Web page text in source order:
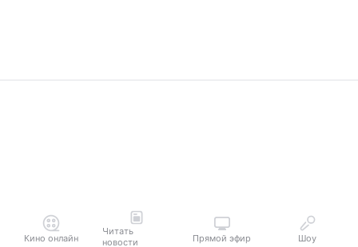
Кино онлайн
Читать
новости
Прямой эфир Шоу